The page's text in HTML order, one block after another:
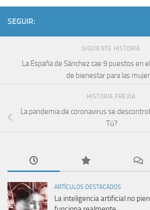
SEGUIR:
SIGUIENTE HISTORIA
La España de Sánchez cae 9 puestos en
de bienestar para las
HISTORIA PREVIA
La pandemia de coronavirus se
Tú?
ARTÍCULOS DESTACADOS
La inteligencia artificial no